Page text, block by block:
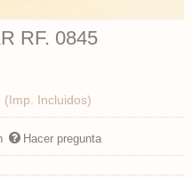
RF. 0845
(Imp. Incluidos)
Hacer pregunta